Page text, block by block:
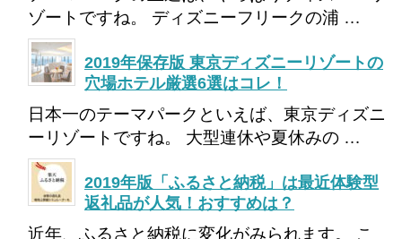
ゾートですね。 ディズニーフリークの浦 …
2019年保存版 東京ディズニーリゾートの
穴場ホテル厳選6選はコレ！
日本一のテーマパークといえば、東京ディズニ
ーリゾートですね。 大型連休や夏休みの …
2019年版「ふるさと納税」は最近体験型
返礼品が人気！おすすめは？
近年、ふるさと納税に変化がみられます。 こ